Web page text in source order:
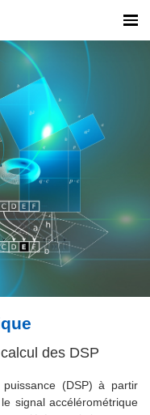
des DSP
(DSP) à partir
signal accélérométrique